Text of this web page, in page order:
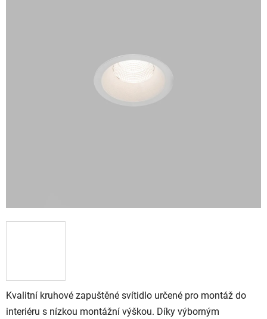
Kvalitní kruhové zapuštěné svítidlo určené pro montáž do
interiéru s nízkou montážní výškou. Díky výborným